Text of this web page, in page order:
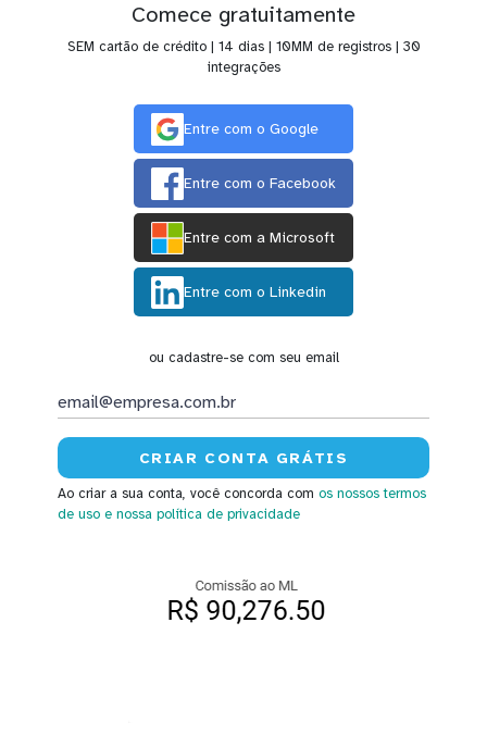
Comece gratuitamente
SEM cartão de crédito | 14 dias | 10MM de registros | 30
integrações
Entre com o Google
Entre com o Facebook
Entre com a Microsoft
Entre com o Linkedin
ou cadastre-se com seu email
Ao criar a sua conta, você concorda com os nossos termos
de uso e nossa política de privacidade